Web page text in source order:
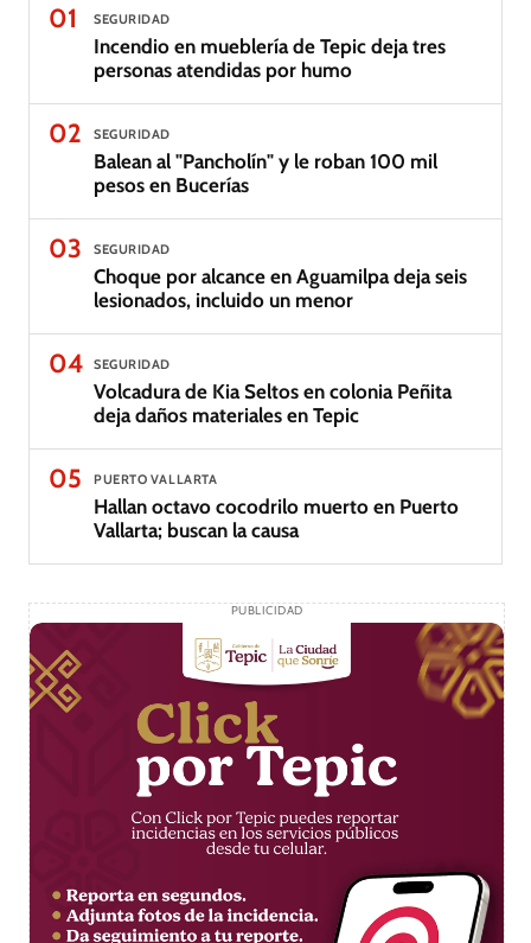
01
SEGURIDAD
Incendio en mueblería de Tepic deja tres
personas atendidas por humo
02 SEGURIDAD
Balean al "Pancholín" y le roban 100 mil
pesos en Bucerías
03 SEGURIDAD
Choque por alcance en Aguamilpa deja seis
lesionados, incluido un menor
04 SEGURIDAD
Volcadura de Kia Seltos en colonia Peñita
deja daños materiales en Tepic
05 PUERTO VALLARTA
Hallan octavo cocodrilo muerto en Puerto
Vallarta; buscan la causa
PUBLICIDAD